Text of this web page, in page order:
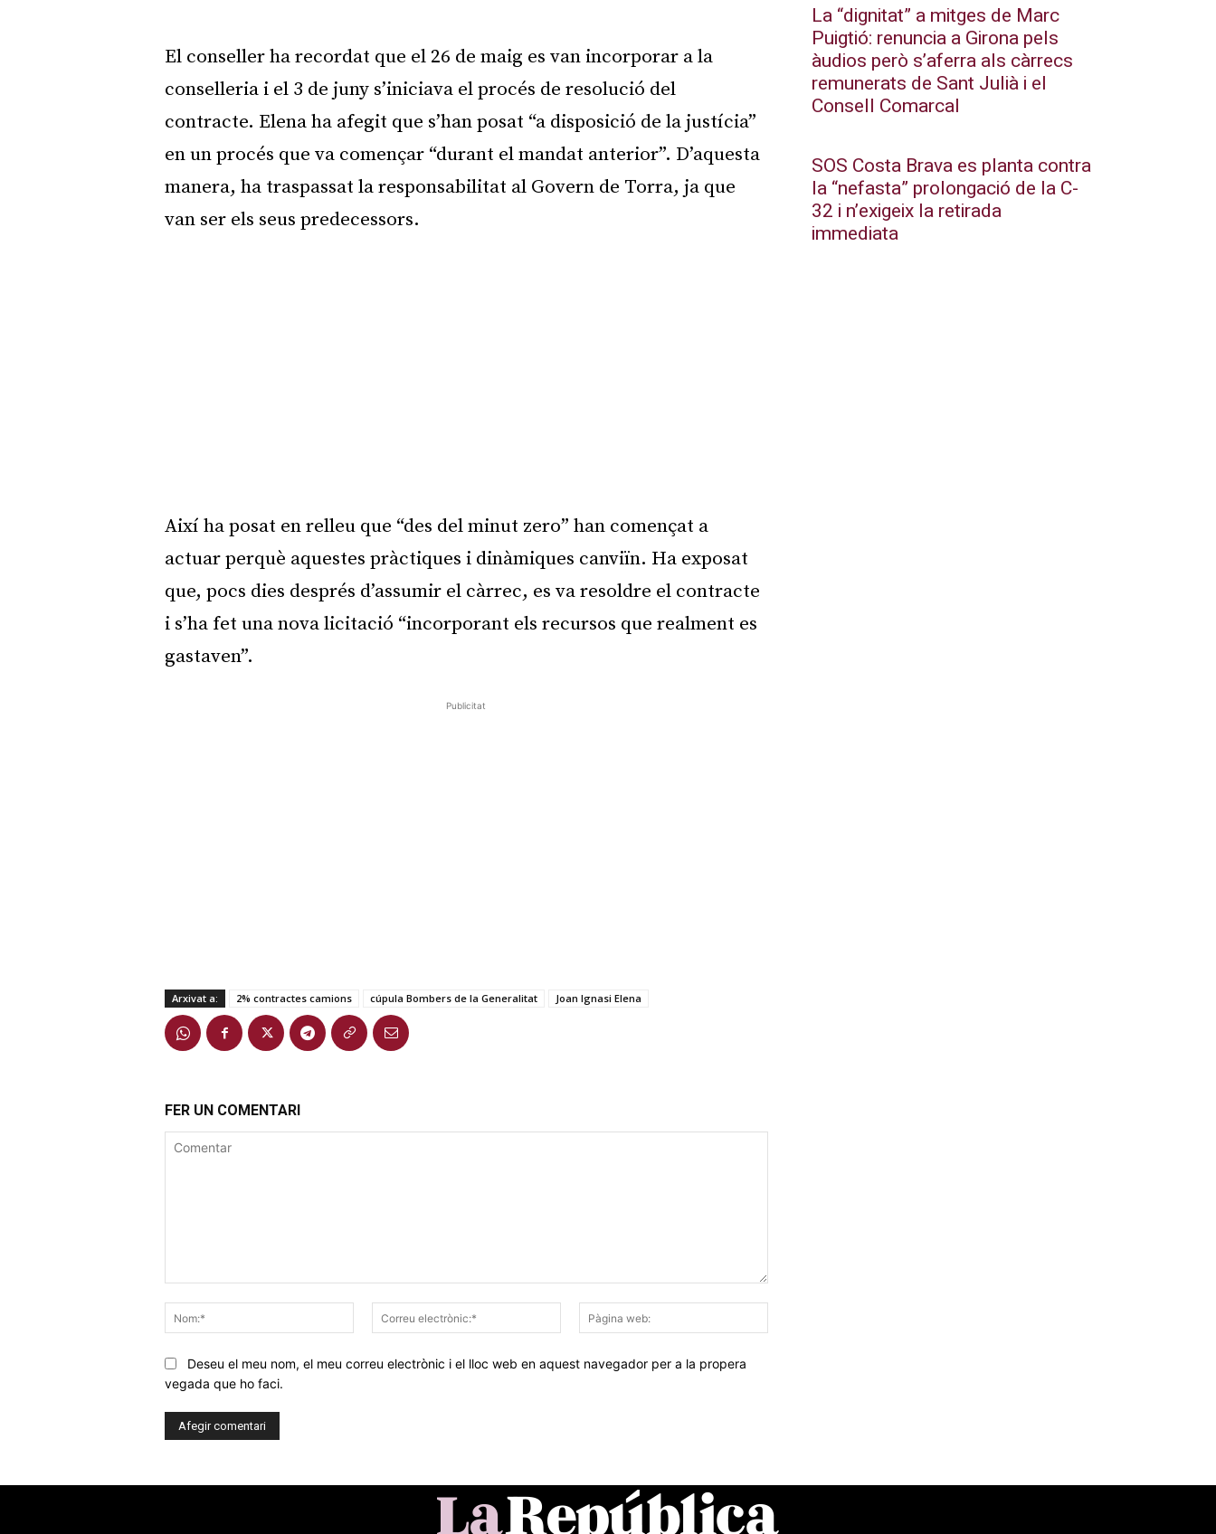
El conseller ha recordat que el 26 de maig es van incorporar a la
conselleria i el 3 de juny s’iniciava el procés de resolució del
contracte. Elena ha afegit que s’han posat “a disposició de la justícia”
en un procés que va començar “durant el mandat anterior”. D’aquesta
manera, ha traspassat la responsabilitat al Govern de Torra, ja que
van ser els seus predecessors.
Així ha posat en relleu que “des del minut zero” han començat a
actuar perquè aquestes pràctiques i dinàmiques canviïn. Ha exposat
que, pocs dies després d’assumir el càrrec, es va resoldre el contracte
i s’ha fet una nova licitació “incorporant els recursos que realment es
gastaven”.
Publicitat
Arxivat a: 2% contractes camions cúpula Bombers de la Generalitat Joan Ignasi Elena
FER UN COMENTARI
Nom:*
Correu
electrònic:*
web:
Deseu el meu nom, el meu correu electrònic i el lloc web en aquest navegador per a la propera
vegada que ho faci.
La “dignitat” a mitges de Marc
Puigtió: renuncia a Girona pels
àudios però s’aferra als càrrecs
remunerats de Sant Julià i el
Consell Comarcal
SOS Costa Brava es planta contra
la “nefasta” prolongació de la C-
32 i n’exigeix la retirada
immediata